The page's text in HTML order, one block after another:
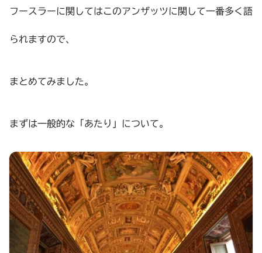
フースラーに関してはこのアンザッツに関して一番多く語
られますので、
まとめてみました。
まずは一般的な「あたり」について。